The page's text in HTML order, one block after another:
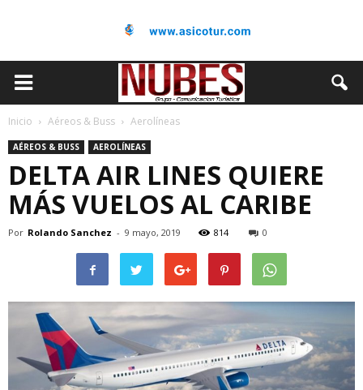
Inicio Aéreos & Buss Aerolíneas
AÉREOS & BUSS AEROLÍNEAS
DELTA AIR LINES QUIERE
MÁS VUELOS AL CARIBE
Por Rolando Sanchez - 9 mayo, 2019 814 0